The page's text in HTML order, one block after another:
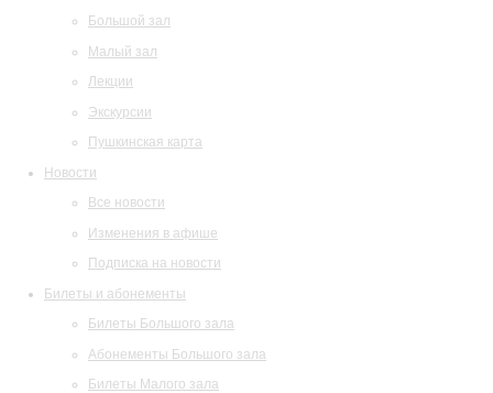
Большой зал
Малый зал
Лекции
Экскурсии
Пушкинская карта
Новости
Все новости
Изменения в афише
Подписка на новости
Билеты и абонементы
Билеты Большого зала
Абонементы Большого зала
Билеты Малого зала